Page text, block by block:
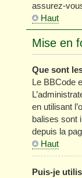
assurez-
Haut
Mise en
Que sont
Le BBCode
en utilisant
balises sont
depuis la
Haut
Puis-je